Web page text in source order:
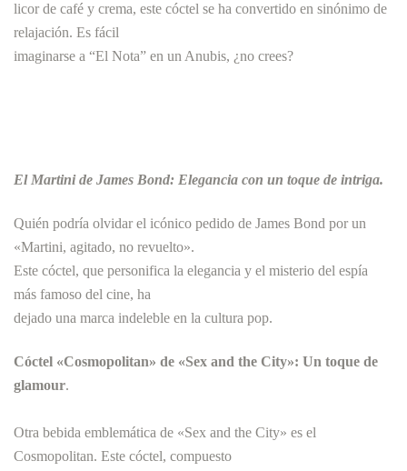
licor de café y crema, este cóctel se ha convertido en sinónimo de
relajación. Es fácil
imaginarse a “El Nota” en un Anubis, ¿no crees?
El Martini de James Bond: Elegancia con un toque de intriga.
Quién podría olvidar el icónico pedido de James Bond por un
«Martini, agitado, no revuelto».
Este cóctel, que personifica la elegancia y el misterio del espía
más famoso del cine, ha
dejado una marca indeleble en la cultura pop.
Cóctel «Cosmopolitan» de «Sex and the City»: Un toque de
glamour.
Otra bebida emblemática de «Sex and the City» es el
Cosmopolitan. Este cóctel, compuesto